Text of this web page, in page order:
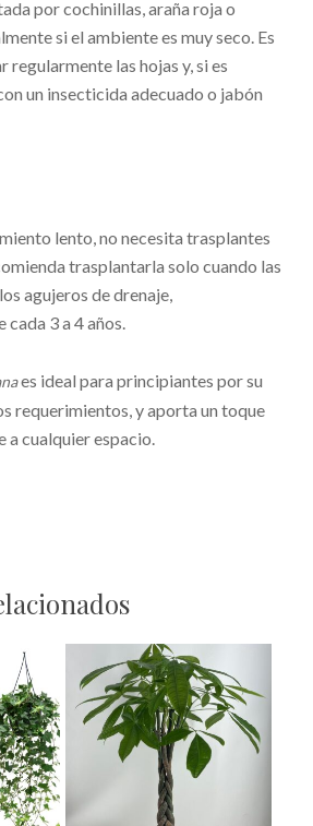
por cochinillas, araña roja o
si el ambiente es muy seco. Es
regularmente las hojas y, si es
un insecticida adecuado o jabón
lento, no necesita trasplantes
trasplantarla solo cuando las
agujeros de drenaje,
3 a 4 años.
es ideal para principiantes por su
requerimientos, y aporta un toque
a cualquier espacio.